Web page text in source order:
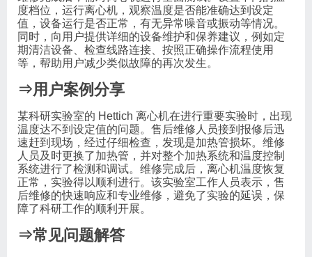
度档位，运行离心机，观察温度是否能准确达到设定
值，设备运行是否正常，有无异常噪音或振动等情况。
同时，向用户提供详细的设备维护和保养建议，例如定
期清洁设备、检查线路连接、按照正确操作流程使用
等，帮助用户减少类似故障的再次发生。
⇒用户案例分享
某科研实验室的 Hettich 离心机在进行重要实验时，出现
温度达不到设定值的问题。售后维修人员接到报修后迅
速赶到现场，经过仔细检查，发现是加热管损坏。维修
人员及时更换了加热管，并对整个加热系统和温度控制
系统进行了检测和调试。维修完成后，离心机温度恢复
正常，实验得以顺利进行。该实验室工作人员表示，售
后维修的快速响应和专业维修，避免了实验的延误，保
障了科研工作的顺利开展。
⇒常见问题解答